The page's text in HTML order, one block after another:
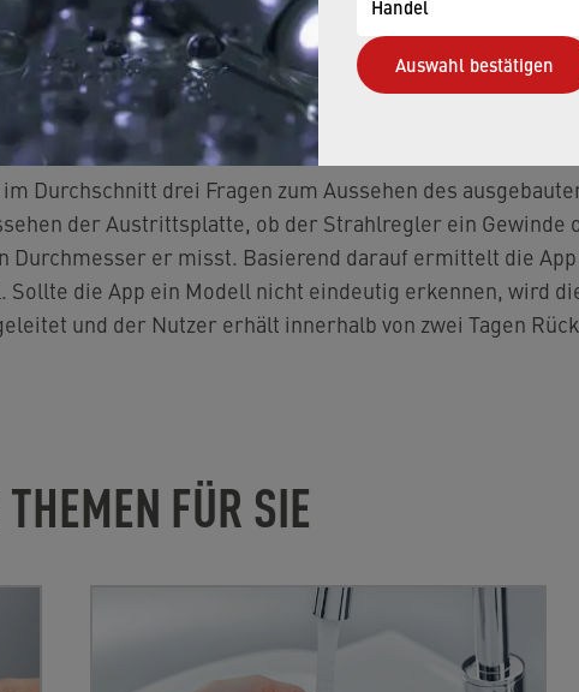
Handel
Auswahl bestätigen
Durchschnitt drei Fragen zum Aussehen des
der Austrittsplatte, ob der Strahlregler ein Gewinde
Durchmesser er misst. Basierend darauf ermittelt die
Sollte die App ein Modell nicht eindeutig erkennen, wird
und der Nutzer erhält innerhalb von zwei Tagen
FÜR SIE